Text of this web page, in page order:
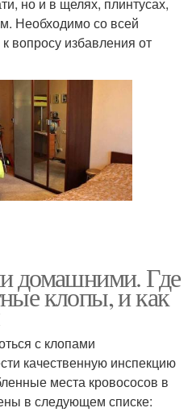
но и в щелях, плинтусах,
Необходимо со всей
вопросу избавления от
домашними. Где
клопы, и как
с клопами
качественную инспекцию
места кровососов в
в следующем списке: